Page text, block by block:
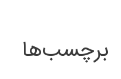
برچسب‌ها